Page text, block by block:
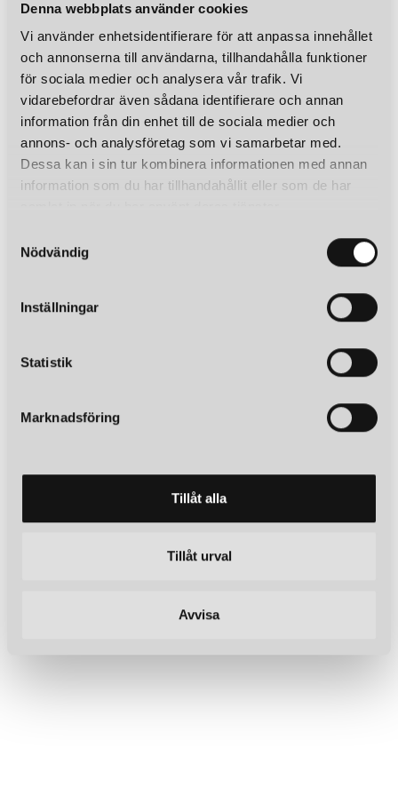
Denna webbplats använder cookies
Vi använder enhetsidentifierare för att anpassa innehållet
och annonserna till användarna, tillhandahålla funktioner
för sociala medier och analysera vår trafik. Vi
vidarebefordrar även sådana identifierare och annan
information från din enhet till de sociala medier och
annons- och analysföretag som vi samarbetar med.
Dessa kan i sin tur kombinera informationen med annan
information som du har tillhandahållit eller som de har
Nödvändig
Inställningar
Statistik
Marknadsföring
Tillåt alla
Tillåt urval
Avvisa